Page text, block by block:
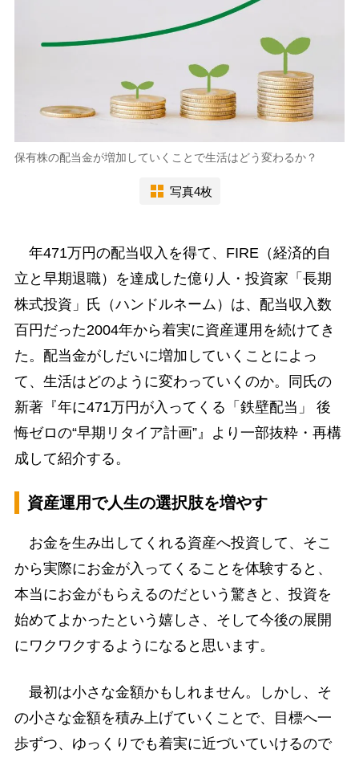
保有株の配当金が増加していくことで生活はどう変わるか？
写真4枚
年471万円の配当収入を得て、FIRE（経済的自
立と早期退職）を達成した億り人・投資家「長期
株式投資」氏（ハンドルネーム）は、配当収入数
百円だった2004年から着実に資産運用を続けてき
た。配当金がしだいに増加していくことによっ
て、生活はどのように変わっていくのか。同氏の
新著『年に471万円が入ってくる「鉄壁配当」 後
悔ゼロの“早期リタイア計画”』より一部抜粋・再構
成して紹介する。
資産運用で人生の選択肢を増やす
お金を生み出してくれる資産へ投資して、そこ
から実際にお金が入ってくることを体験すると、
本当にお金がもらえるのだという驚きと、投資を
始めてよかったという嬉しさ、そして今後の展開
にワクワクするようになると思います。
最初は小さな金額かもしれません。しかし、そ
の小さな金額を積み上げていくことで、目標へ一
歩ずつ、ゆっくりでも着実に近づいていけるので